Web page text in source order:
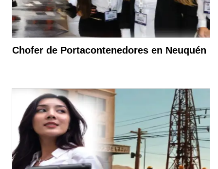
Chofer de Portacontenedores en Neuquén